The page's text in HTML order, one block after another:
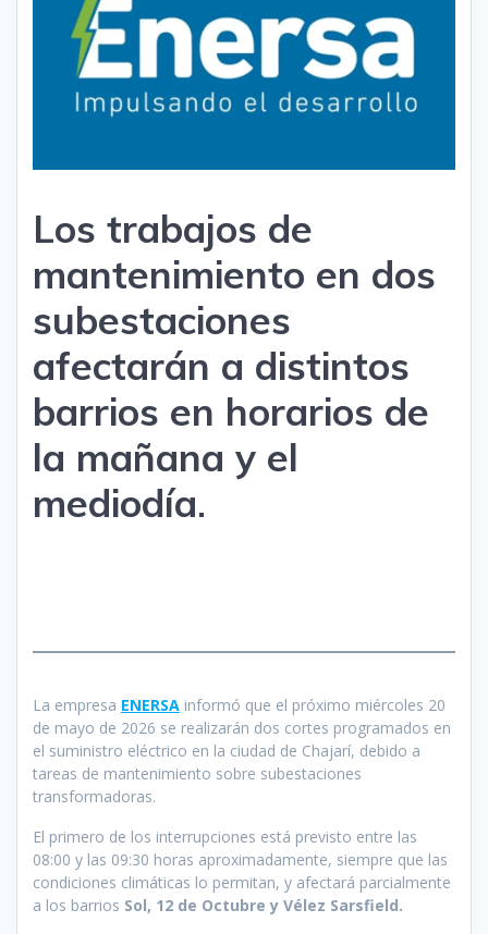
Los trabajos de
mantenimiento en dos
subestaciones
afectarán a distintos
barrios en horarios de
la mañana y el
mediodía.
La empresa ENERSA informó que el próximo miércoles 20
de mayo de 2026 se realizarán dos cortes programados en
el suministro eléctrico en la ciudad de Chajarí, debido a
tareas de mantenimiento sobre subestaciones
transformadoras.
El primero de los interrupciones está previsto entre las
08:00 y las 09:30 horas aproximadamente, siempre que las
condiciones climáticas lo permitan, y afectará parcialmente
a los barrios Sol, 12 de Octubre y Vélez Sarsfield.